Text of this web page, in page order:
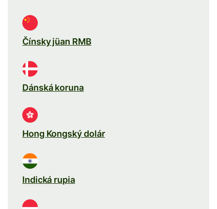
Čínsky jüan RMB
Dánská koruna
Hong Kongský dolár
Indická rupia